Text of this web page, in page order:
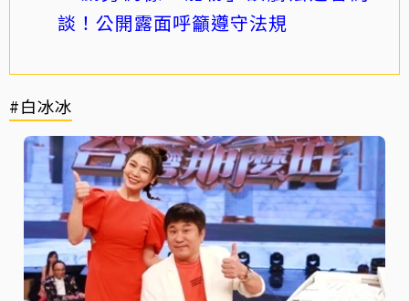
談！公開露面呼籲遵守法規
#白冰冰